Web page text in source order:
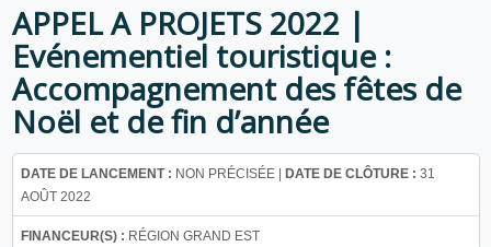
APPEL A PROJETS 2022 |
Evénementiel touristique :
Accompagnement des fêtes de
Noël et de fin d’année
DATE DE LANCEMENT : NON PRÉCISÉE | DATE DE CLÔTURE : 31
AOÛT 2022
FINANCEUR(S) : RÉGION GRAND EST